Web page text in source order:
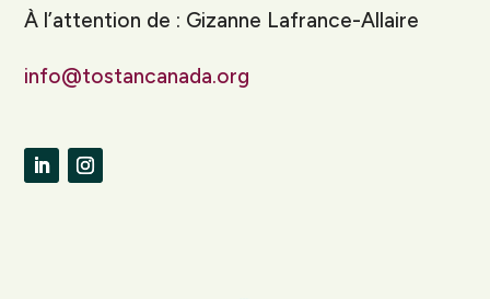
À l’attention de : Gizanne Lafrance-Allaire
info@tostancanada.org